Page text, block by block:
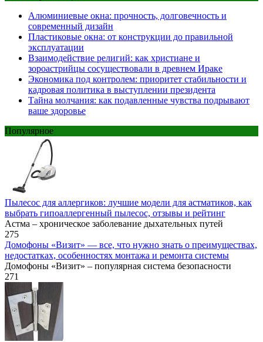
Алюминиевые окна: прочность, долговечность и
современный дизайн
Пластиковые окна: от конструкции до правильной
эксплуатации
Взаимодействие религий: как христиане и
зороастрийцы сосуществовали в древнем Ираке
Экономика под контролем: приоритет стабильности и
кадровая политика в выступлении президента
Тайна молчания: как подавленные чувства подрывают
ваше здоровье
Популярное
Пылесос для аллергиков: лучшие модели для астматиков, как
выбрать гипоаллергенный пылесос, отзывы и рейтинг
Астма – хроническое заболевание дыхательных путей
275
Домофоны «Визит» — все, что нужно знать о преимуществах,
недостатках, особенностях монтажа и ремонта системы
Домофоны «Визит» – популярная система безопасности
271